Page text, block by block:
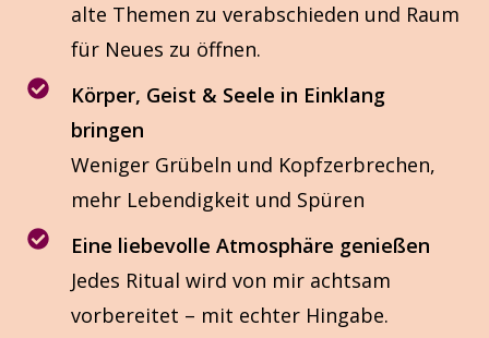
alte Themen zu verabschieden und Raum
für Neues zu öffnen.
Körper, Geist & Seele in Einklang
bringen
Weniger Grübeln und Kopfzerbrechen,
mehr Lebendigkeit und Spüren
Eine liebevolle Atmosphäre genießen
Jedes Ritual wird von mir achtsam
vorbereitet – mit echter Hingabe.